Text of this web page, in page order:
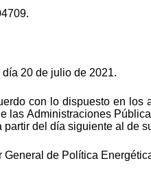
20 de julio de 2021.
con lo dispuesto en
las Administraciones
del día siguiente al de
de Política